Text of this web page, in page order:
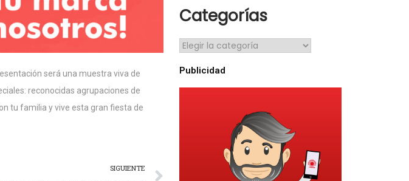
SIGUIENTE
Categorías
Publicidad